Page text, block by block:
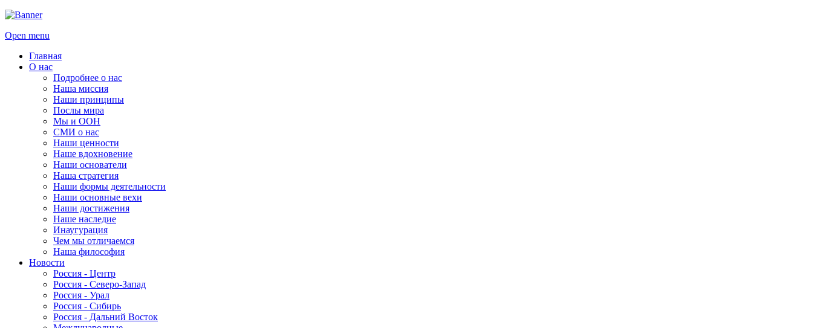
Open menu
Главная
О нас
Подробнее о нас
Наша миссия
Наши принципы
Послы мира
Мы и ООН
СМИ о нас
Наши ценности
Наше вдохновение
Наши основатели
Наша стратегия
Наши формы деятельности
Наши основные вехи
Наши достижения
Наше наследие
Инаугурация
Чем мы отличаемся
Наша философия
Новости
Россия - Центр
Россия - Северо-Запад
Россия - Урал
Россия - Сибирь
Россия - Дальний Восток